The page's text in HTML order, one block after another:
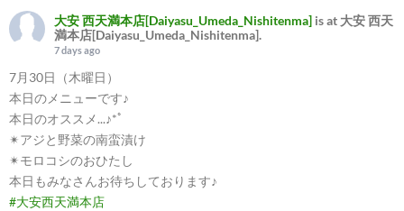
大安 西天満本店[Daiyasu_Umeda_Nishitenma] is at 大安 西天
満本店[Daiyasu_Umeda_Nishitenma].
7 days ago
7月30日（木曜日）
本日のメニューです♪
本日のオススメ...♪*ﾟ
✴︎アジと野菜の南蛮漬け
✴︎モロコシのおひたし
本日もみなさんお待ちしております♪
#大安西天満本店